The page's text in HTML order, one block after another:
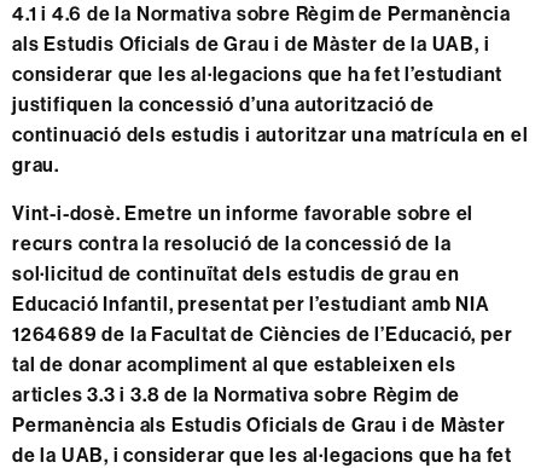
4.1 i 4.6 de la Normativa sobre Règim de Permanència
als Estudis Oficials de Grau i de Màster de la UAB, i
considerar que les al·legacions que ha fet l’estudiant
justifiquen la concessió d’una autorització de
continuació dels estudis i autoritzar una matrícula en el
grau.
Vint-i-dosè. Emetre un informe favorable sobre el
recurs contra la resolució de la concessió de la
sol·licitud de continuïtat dels estudis de grau en
Educació Infantil, presentat per l’estudiant amb NIA
1264689 de la Facultat de Ciències de l’Educació, per
tal de donar acompliment al que estableixen els
articles 3.3 i 3.8 de la Normativa sobre Règim de
Permanència als Estudis Oficials de Grau i de Màster
de la UAB, i considerar que les al·legacions que ha fet